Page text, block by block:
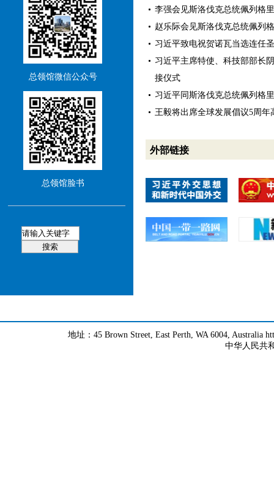
总领馆微信公众号
总领馆脸书
李强会见斯洛伐克总统佩列格
赵乐际会见斯洛伐克总统佩列
习近平致电祝贺诺瓦当选连任
习近平主席特使、科技部部长
接仪式
习近平同斯洛伐克总统佩列格
王毅将出席全球发展倡议5周年
外部链接
地址：45 Brown Street, East Perth, WA 6004, Australia
中华人民共